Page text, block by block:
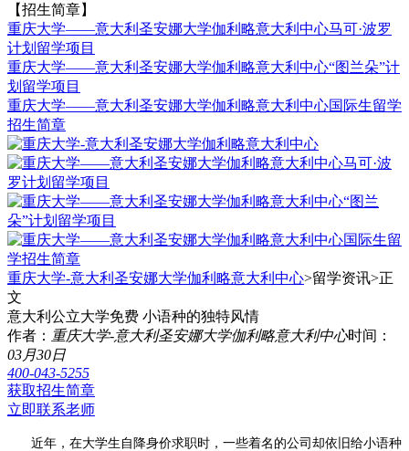
【招生简章】
重庆大学——意大利圣安娜大学伽利略意大利中心马可·波罗
计划留学项目
重庆大学——意大利圣安娜大学伽利略意大利中心“图兰朵”计
划留学项目
重庆大学——意大利圣安娜大学伽利略意大利中心国际生留学
招生简章
重庆大学-意大利圣安娜大学伽利略意大利中心>留学资讯>正
文
意大利公立大学免费 小语种的独特风情
作者： 重庆大学-意大利圣安娜大学伽利略意大利中心时间：
03月30日
400-043-5255
获取招生简章
立即联系老师
近年，在大学生自降身价求职时，一些着名的公司却依旧给小语种